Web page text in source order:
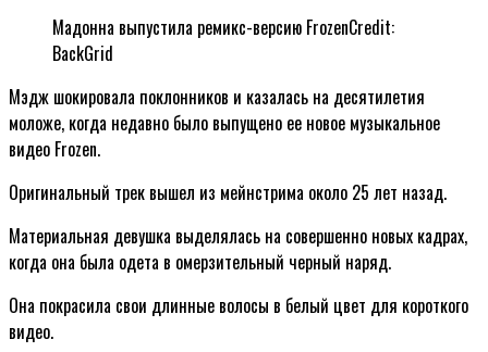
Мадонна выпустила ремикс-версию FrozenCredit:
BackGrid
Мэдж шокировала поклонников и казалась на десятилетия
моложе, когда недавно было выпущено ее новое музыкальное
видео Frozen.
Оригинальный трек вышел из мейнстрима около 25 лет назад.
Материальная девушка выделялась на совершенно новых кадрах,
когда она была одета в омерзительный черный наряд.
Она покрасила свои длинные волосы в белый цвет для короткого
видео.